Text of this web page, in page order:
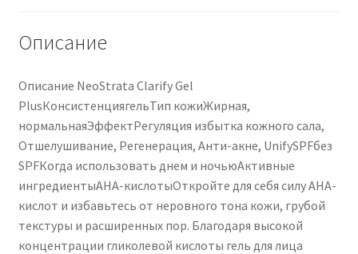
Описание
Описание NeoStrata Clarify Gel
PlusКонсистенциягельТип кожиЖирная,
нормальнаяЭффектРегуляция избытка кожного сала,
Отшелушивание, Регенерация, Анти-акне, UnifySPFбез
SPFКогда использовать днем ​​и ночьюАктивные
ингредиентыAHA-кислотыОткройте для себя силу AHA-
кислот и избавьтесь от неровного тона кожи, грубой
текстуры и расширенных пор. Благодаря высокой
концентрации гликолевой кислоты гель для лица